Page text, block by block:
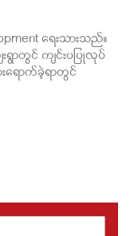
ရေးသားသည်။
းရွာတွင် ကျင်းပပြုလုပ်
ရောက်ခဲ့ရာတွင်